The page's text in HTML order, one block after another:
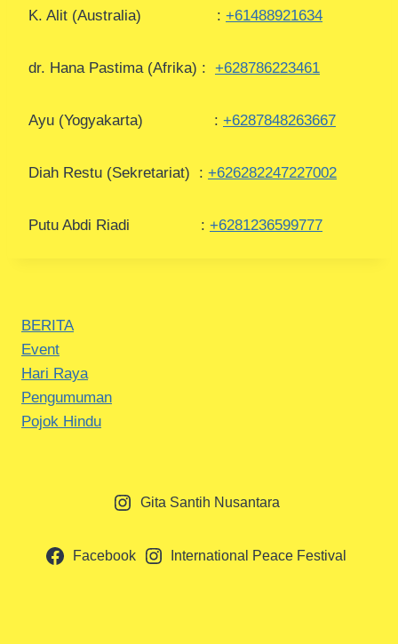
K. Alit (Australia) : +61488921634
dr. Hana Pastima (Afrika) : +628786223461
Ayu (Yogyakarta) : +6287848263667
Diah Restu (Sekretariat) : +626282247227002
Putu Abdi Riadi : +6281236599777
BERITA
Event
Hari Raya
Pengumuman
Pojok Hindu
Gita Santih Nusantara
Facebook International Peace Festival